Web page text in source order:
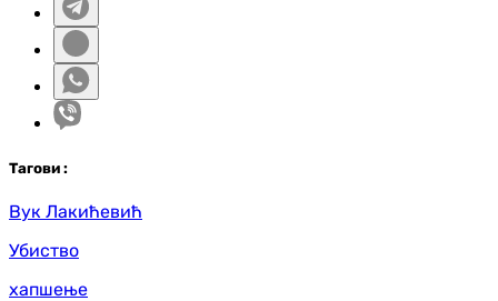
Тагови :
Вук Лакићевић
Убиство
хапшење